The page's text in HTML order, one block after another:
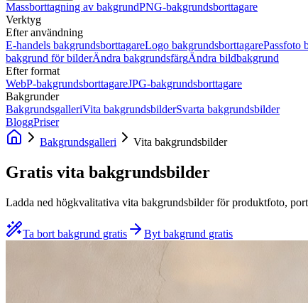
Massborttagning av bakgrundPNG-bakgrundsborttagare
Verktyg
Efter användning
E-handels bakgrundsborttagareLogo bakgrundsborttagarePassfoto
bakgrund för bilderÄndra bakgrundsfärgÄndra bildbakgrund
Efter format
WebP-bakgrundsborttagareJPG-bakgrundsborttagare
Bakgrunder
BakgrundsgalleriVita bakgrundsbilderSvarta bakgrundsbilder
BloggPriser
Bakgrundsgalleri
Vita bakgrundsbilder
Gratis vita bakgrundsbilder
Ladda ned högkvalitativa vita bakgrundsbilder för produktfoto,
Ta bort bakgrund gratis Byt bakgrund gratis